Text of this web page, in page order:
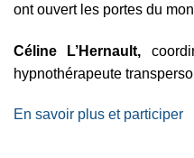
ont ouvert les portes du
Céline L’Hernault,
hypnothérapeute
En savoir plus et participer